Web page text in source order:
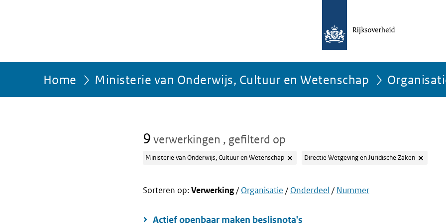
Home Ministerie van Onderwijs, Cultuur en Wetenschap
9 verwerkingen , gefilterd op
Ministerie van Onderwijs, Cultuur en Wetenschap Directie Wetgeving en Juridische Zaken
Sorteren op:Verwerking/ Organisatie / Onderdeel / Nummer
Actief openbaar maken beslisnota's